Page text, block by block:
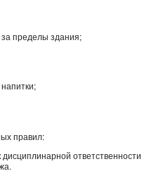
пределы здания;
правил:
ответственности